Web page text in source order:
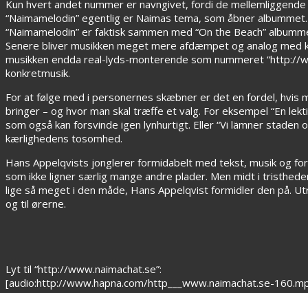
Kun hvert andet nummer er navngivet, fordi de
“Naimamelodin” egentlig er Naimas tema, som åbner
“Naimamelodin” er faktisk sammen med “On the Beach”
Senere bliver musikken meget mere afdæmpet og analog
musikken endda real-lyds-monterende som nummeret “http://
konkretmusik.
For at følge med i personernes skæbner er det en fordel,
bringer – og hvor man skal træffe et valg. For eksempel “En
som også kan forsvinde igen lynhurtigt. Eller “Vi lämner
kærlighedens tosomhed.
Hans Appelqvists jonglerer formidabelt med tekst, musik og
som ikke ligner særlig mange andre plader. Men midt i
lige så meget i den måde, Hans Appelqvist formidler den på.
og til ørerne.
Lyt til “http://www.naimachat.se”:
[audio:http://www.hapna.com/http___www.naimachat.se-